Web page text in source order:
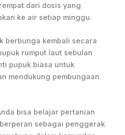
dari dosis yang
ke air setiap minggu.
berbunga kembali secara
rumput laut sebulan
pupuk biasa untuk
mendukung pembungaan
bisa belajar pertanian
sebagai penggerak